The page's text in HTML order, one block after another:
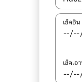
เช็คอิน
เช็คเอ